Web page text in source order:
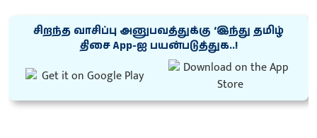
சிறந்த வாசிப்பு அனுபவத்துக்கு ‘இந்து தமிழ்
திசை App-ஐ பயன்படுத்துக..!